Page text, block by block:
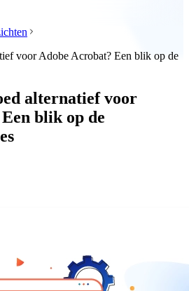
voor Adobe Acrobat? Een blik op de
alternatief voor
blik op de